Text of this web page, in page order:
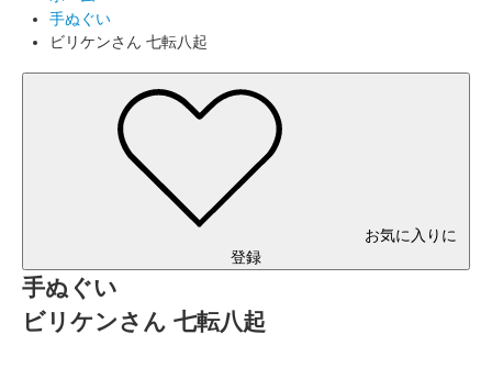
手ぬぐい
ビリケンさん 七転八起
お気に入りに
登録
手ぬぐい
ビリケンさん 七転八起